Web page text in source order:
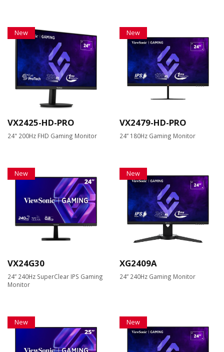
New
VX2425-HD-PRO
24" 200Hz FHD Gaming Monitor
New
VX2479-HD-PRO
24” 180Hz Gaming Monitor
New
VX24G30
24” 240Hz SuperClear IPS Gaming
Monitor
New
XG2409A
24” 240Hz Gaming Monitor
New New